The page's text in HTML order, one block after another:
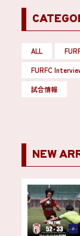
ALL
FURFC
試合情報
NEW